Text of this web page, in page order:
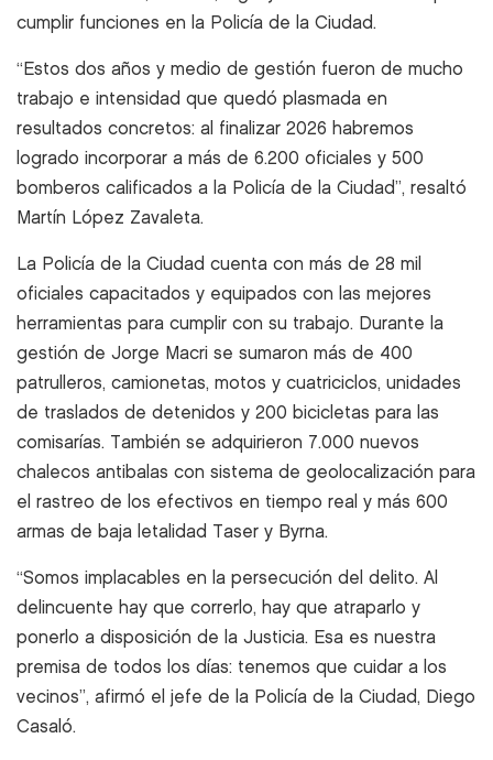
cumplir funciones en la Policía de la Ciudad.
“Estos dos años y medio de gestión fueron de mucho
trabajo e intensidad que quedó plasmada en
resultados concretos: al finalizar 2026 habremos
logrado incorporar a más de 6.200 oficiales y 500
bomberos calificados a la Policía de la Ciudad”, resaltó
Martín López Zavaleta.
La Policía de la Ciudad cuenta con más de 28 mil
oficiales capacitados y equipados con las mejores
herramientas para cumplir con su trabajo. Durante la
gestión de Jorge Macri se sumaron más de 400
patrulleros, camionetas, motos y cuatriciclos, unidades
de traslados de detenidos y 200 bicicletas para las
comisarías. También se adquirieron 7.000 nuevos
chalecos antibalas con sistema de geolocalización para
el rastreo de los efectivos en tiempo real y más 600
armas de baja letalidad Taser y Byrna.
“Somos implacables en la persecución del delito. Al
delincuente hay que correrlo, hay que atraparlo y
ponerlo a disposición de la Justicia. Esa es nuestra
premisa de todos los días: tenemos que cuidar a los
vecinos”, afirmó el jefe de la Policía de la Ciudad, Diego
Casaló.